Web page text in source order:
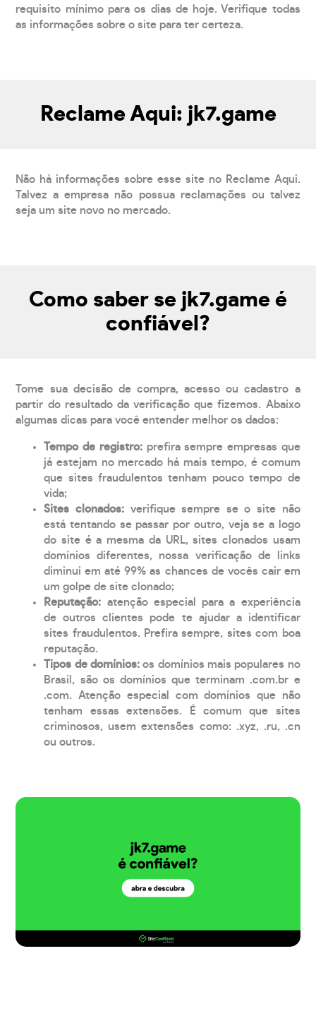
requisito mínimo para os dias de hoje. Verifique todas
as informações sobre o site para ter certeza.
Reclame Aqui: jk7.game
Não há informações sobre esse site no Reclame Aqui.
Talvez a empresa não possua reclamações ou talvez
seja um site novo no mercado.
Como saber se jk7.game é
confiável?
Tome sua decisão de compra, acesso ou cadastro a
partir do resultado da verificação que fizemos. Abaixo
algumas dicas para você entender melhor os dados:
Tempo de registro: prefira sempre empresas que
já estejam no mercado há mais tempo, é comum
que sites fraudulentos tenham pouco tempo de
vida;
Sites clonados: verifique sempre se o site não
está tentando se passar por outro, veja se a logo
do site é a mesma da URL, sites clonados usam
domínios diferentes, nossa verificação de links
diminui em até 99% as chances de vocês cair em
um golpe de site clonado;
Reputação: atenção especial para a experiência
de outros clientes pode te ajudar a identificar
sites fraudulentos. Prefira sempre, sites com boa
reputação.
Tipos de domínios:os domínios mais populares no
Brasil, são os domínios que terminam .com.br e
.com. Atenção especial com domínios que não
tenham essas extensões. É comum que sites
criminosos, usem extensões como: .xyz, .ru, .cn
ou outros.